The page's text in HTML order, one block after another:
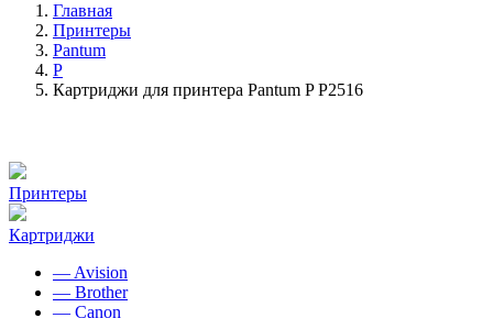
Главная
Принтеры
Pantum
P
Картриджи для принтера Pantum P P2516
Принтеры
Картриджи
— Avision
— Brother
— Canon